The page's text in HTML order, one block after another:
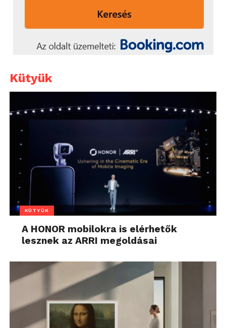
Kütyük
KÜTYÜK
A HONOR mobilokra is elérhetők
lesznek az ARRI megoldásai